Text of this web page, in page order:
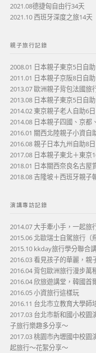
2021.08德捷匈自由行34天
2021.10 西班牙深度之旅14天
親子旅行記錄
2008.01 日本親子東京5日自助
2011.01 日本親子京阪8日自助
2013.07 歐洲親子背包法國旅
2013.08 日本親子東京5日自助
2014.02 東京親子老人自助6日
2014.08 日本親子四國、京都
2016.01 關西北陸親子小資自
2016.08 親子日本九州自助8日
2017.08 日本親子東北＋東京
2018.01 日本關西奈良名古屋
2018.08 吉隆坡＋西班牙親子
演講專訪記錄
2014.07 大手牽小手，一起旅
2015.06 北歐瑞士自駕旅行（
2015.10 kkday旅行學分聯合
2016.03 看見孩子的華麗，親
2016.04 背包歐洲旅行漫步萬
2016.04 欣旅遊講堂，韓國首
2016.05 小資旅行這樣玩
2016.11 台北市立教育大學師
2017.03 台北市新和國小校
子旅行樂趣多分享～
2017.03 桃園市內壢國中校
起旅行～花絮分享～